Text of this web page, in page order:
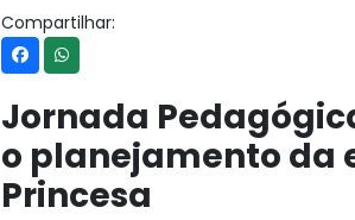
Compartilhar:
Jornada
o planejamento da
Princesa